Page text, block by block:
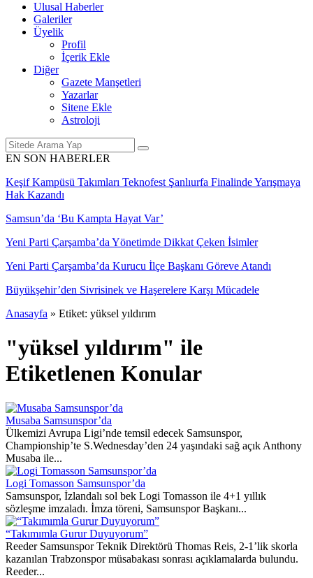
Ulusal Haberler
Galeriler
Üyelik
Profil
İçerik Ekle
Diğer
Gazete Manşetleri
Yazarlar
Sitene Ekle
Astroloji
EN SON HABERLER
Keşif Kampüsü Takımları Teknofest Şanlıurfa Finalinde Yarışmaya
Hak Kazandı
Samsun’da ‘Bu Kampta Hayat Var’
Yeni Parti Çarşamba’da Yönetimde Dikkat Çeken İsimler
Yeni Parti Çarşamba’da Kurucu İlçe Başkanı Göreve Atandı
Büyükşehir’den Sivrisinek ve Haşerelere Karşı Mücadele
Anasayfa » Etiket: yüksel yıldırım
"yüksel yıldırım" ile
Etiketlenen Konular
Musaba Samsunspor’da
Ülkemizi Avrupa Ligi’nde temsil edecek Samsunspor,
Championship’te S.Wednesday’den 24 yaşındaki sağ açık Anthony
Musaba ile...
Logi Tomasson Samsunspor’da
Samsunspor, İzlandalı sol bek Logi Tomasson ile 4+1 yıllık
sözleşme imzaladı. İmza töreni, Samsunspor Başkanı...
“Takımımla Gurur Duyuyorum”
Reeder Samsunspor Teknik Direktörü Thomas Reis, 2-1’lik skorla
kazanılan Trabzonspor müsabakası sonrası açıklamalarda bulundu.
Reeder...